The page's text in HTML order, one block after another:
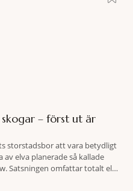
skogar – först ut är
storstadsbor att vara betydligt
elva planerade så kallade
Satsningen omfattar totalt elva